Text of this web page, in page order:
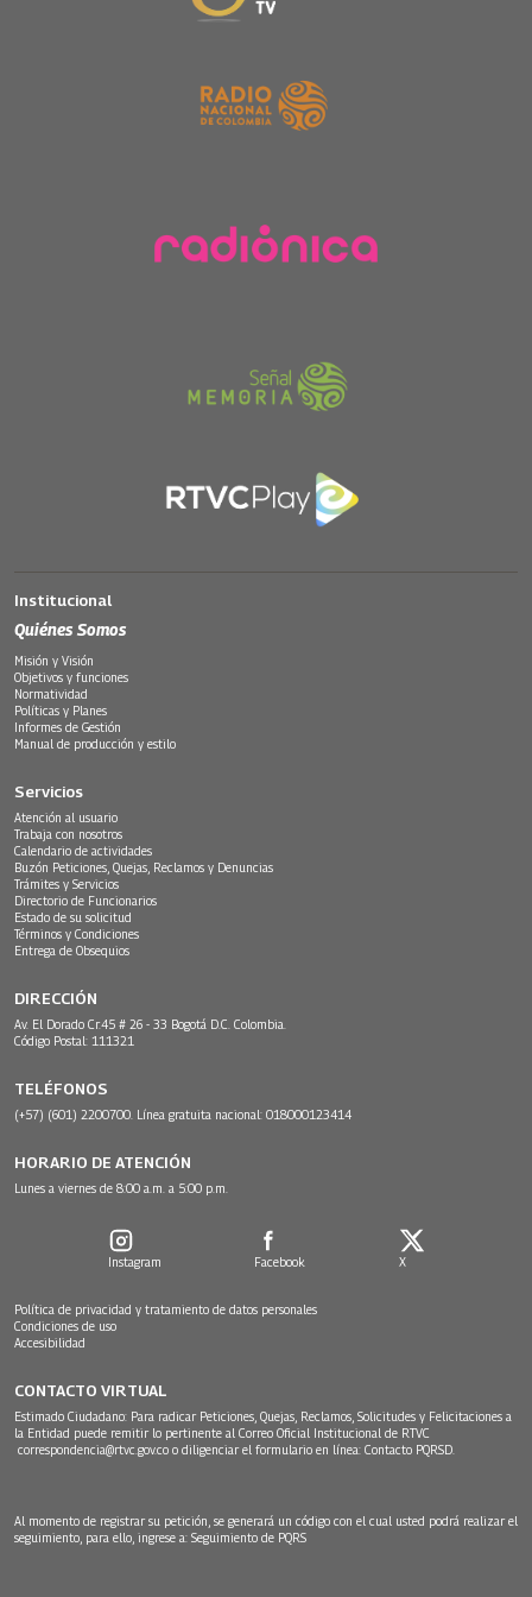
Institucional
Quiénes Somos
Misión y Visión
Objetivos y funciones
Normatividad
Políticas y Planes
Informes de Gestión
Manual de producción y estilo
Servicios
Atención al usuario
Trabaja con nosotros
Calendario de actividades
Buzón Peticiones, Quejas, Reclamos y Denuncias
Trámites y Servicios
Directorio de Funcionarios
Estado de su solicitud
Términos y Condiciones
Entrega de Obsequios
DIRECCIÓN
Av. El Dorado Cr.45 # 26 - 33 Bogotá D.C. Colombia.
Código Postal: 111321
TELÉFONOS
(+57) (601) 2200700. Línea gratuita nacional: 018000123414
HORARIO DE ATENCIÓN
Lunes a viernes de 8:00 a.m. a 5:00 p.m.
Instagram Facebook X
Política de privacidad y tratamiento de datos personales
Condiciones de uso
Accesibilidad
CONTACTO VIRTUAL
Estimado Ciudadano: Para radicar Peticiones, Quejas, Reclamos, Solicitudes y Felicitaciones a
la Entidad puede remitir lo pertinente al Correo Oficial Institucional de RTVC
correspondencia@rtvc.gov.co o diligenciar el formulario en línea: Contacto PQRSD.
Al momento de registrar su petición, se generará un código con el cual usted podrá realizar el
seguimiento, para ello, ingrese a: Seguimiento de PQRS